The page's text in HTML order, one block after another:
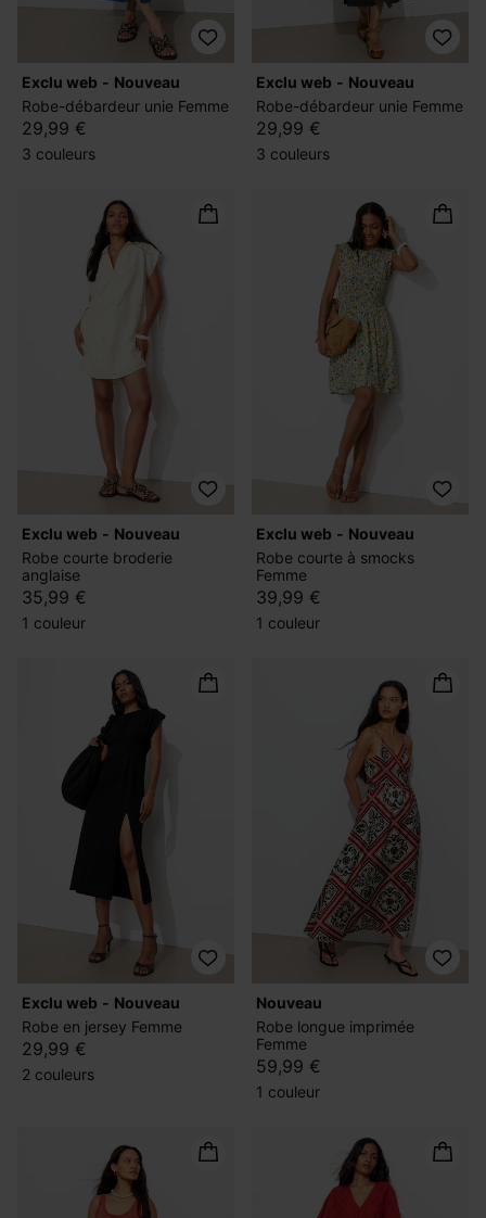
exclu web
nouveau
Robe-débardeur unie Femme
29,99 €
3 couleurs
exclu web
nouveau
Robe-débardeur unie Femme
29,99 €
3 couleurs
exclu web
nouveau
Robe courte broderie
anglaise
35,99 €
1 couleur
exclu web
nouveau
Robe courte à smocks
Femme
39,99 €
1 couleur
exclu web
nouveau
Robe en jersey Femme
29,99 €
2 couleurs
nouveau
Robe longue imprimée
Femme
59,99 €
1 couleur